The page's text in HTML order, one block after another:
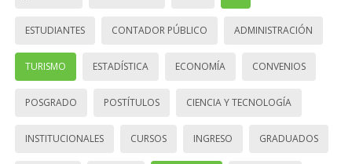
ESTUDIANTES CONTADOR PÚBLICO ADMINISTRACIÓN
TURISMO ESTADÍSTICA ECONOMÍA CONVENIOS
POSGRADO POSTÍTULOS CIENCIA Y TECNOLOGÍA
INSTITUCIONALES CURSOS INGRESO GRADUADOS